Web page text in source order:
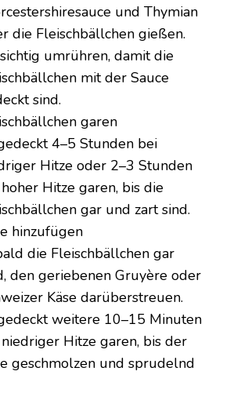
und Thymian
die Fleischbällchen gießen.
umrühren, damit die
mit der Sauce
sind.
garen
4–5 Stunden bei
Hitze oder 2–3 Stunden
Hitze garen, bis die
gar und zart sind.
hinzufügen
die Fleischbällchen gar
den geriebenen Gruyère oder
Käse darüberstreuen.
weitere 10–15 Minuten
Hitze garen, bis der
geschmolzen und sprudelnd